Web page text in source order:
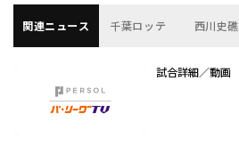
関連ニュース 千葉ロッテ 西川史礁
試合詳細／動画